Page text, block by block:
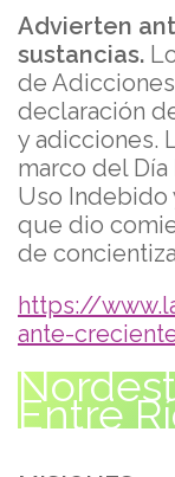
Advierten
sustancias.
de
declaración
y adicciones.
marco del
Uso Indebido
que dio
de
https://
ante-
Entre